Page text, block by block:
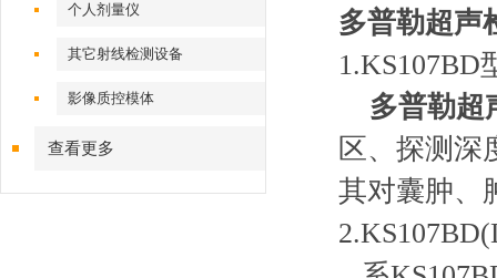
个人剂量仪
其它射线检测设备
影像质控模体
查看更多
多普勒超声
1.KS107BD
多普勒超
区、探测深
其对囊肿、